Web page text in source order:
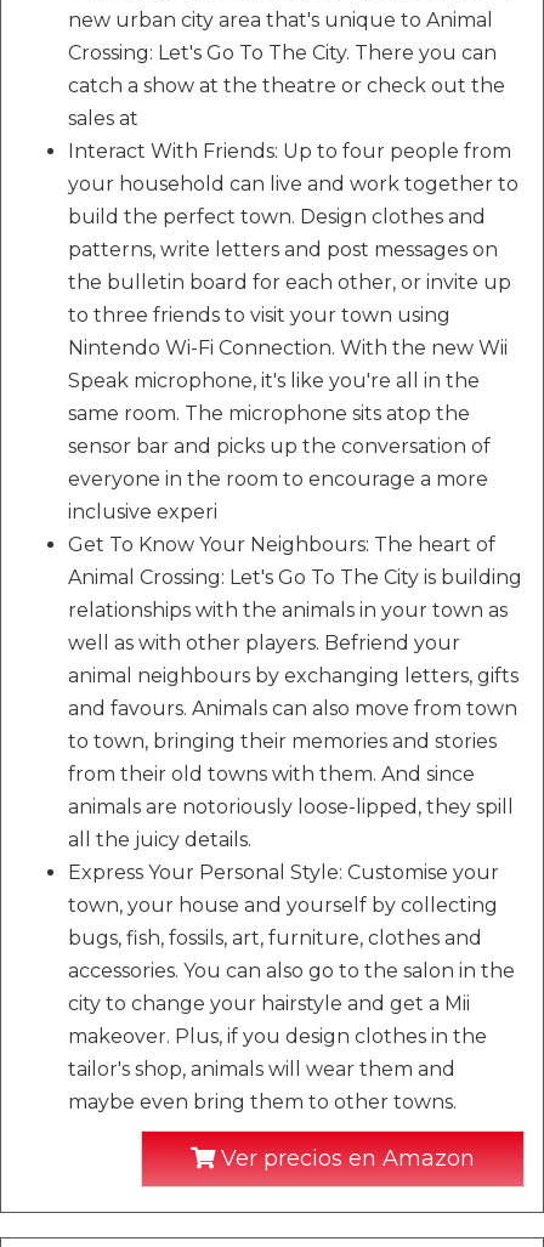
new urban city area that's unique to Animal
Crossing: Let's Go To The City. There you can
catch a show at the theatre or check out the
sales at
Interact With Friends: Up to four people from
your household can live and work together to
build the perfect town. Design clothes and
patterns, write letters and post messages on
the bulletin board for each other, or invite up
to three friends to visit your town using
Nintendo Wi-Fi Connection. With the new Wii
Speak microphone, it's like you're all in the
same room. The microphone sits atop the
sensor bar and picks up the conversation of
everyone in the room to encourage a more
inclusive experi
Get To Know Your Neighbours: The heart of
Animal Crossing: Let's Go To The City is building
relationships with the animals in your town as
well as with other players. Befriend your
animal neighbours by exchanging letters, gifts
and favours. Animals can also move from town
to town, bringing their memories and stories
from their old towns with them. And since
animals are notoriously loose-lipped, they spill
all the juicy details.
Express Your Personal Style: Customise your
town, your house and yourself by collecting
bugs, fish, fossils, art, furniture, clothes and
accessories. You can also go to the salon in the
city to change your hairstyle and get a Mii
makeover. Plus, if you design clothes in the
tailor's shop, animals will wear them and
maybe even bring them to other towns.
Ver precios en Amazon